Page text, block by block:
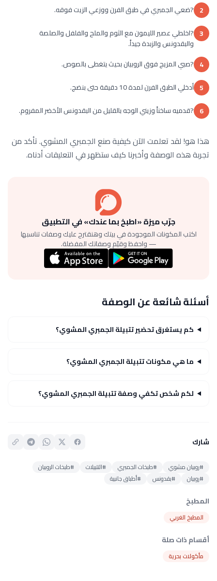
2 ?ضعي الجمبري في طبق الفرن ووزعي الزيت فوقه.
3 ?اخلطي عصير الليمون مع الثوم والملح والفلفل والصلصة
والبقدونس والزبدة جيداً.
4 ?صبي المزيج فوق الروبيان بحيث يتغطى بالصوص.
5 أدخلي الطبق الفرن لمدة 10 دقيقة حتى بنضج.
6 ?قدميه ساخناً وزيني الوجه بالقليل من البقدونس الأخضر المفروم.
هذا هو! لقد تعلمت الآن كيفية صنع الجمبري المشوي. تأكد من
تجربة هذه الوصفة وأخبرنا كيف ستظهر في التعليقات أدناه.
جرّب ميزة «اطبخ بما عندك» في التطبيق
اكتب المكونات الموجودة في بيتك وهنقترح عليك وصفات تناسبها
— واحفظ وقيّم وصفاتك المفضلة.
أسئلة شائعة عن الوصفة
كم يستغرق تحضير تتبيلة الجمبري المشوي؟
ما هي مكونات تتبيلة الجمبري المشوي؟
لكم شخص تكفي وصفة تتبيلة الجمبري المشوي؟
شارك
#روبيان مشوي #طبخات الجمبري #التتبيلات
#طبخات الروبيان
#روبيان
#بقدونس #أطباق جانبية
المطبخ
المطبخ الغربي
أقسام ذات صلة
مأكولات بحرية